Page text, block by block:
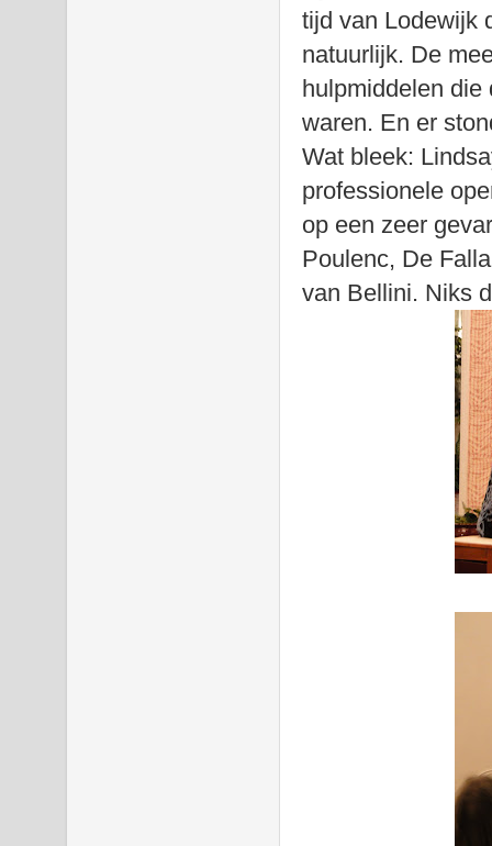
tijd van Lodewijk
natuurlijk. De
hulpmiddelen die
waren. En er
Wat bleek:
professionele
op een zeer
Poulenc, De
van Bellini. Niks